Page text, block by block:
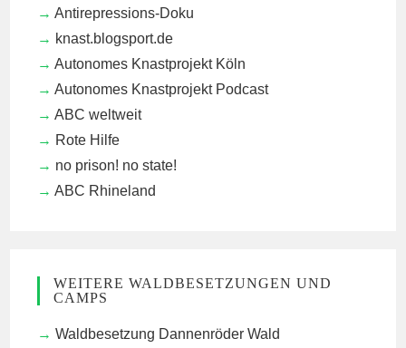
Antirepressions-Doku
knast.blogsport.de
Autonomes Knastprojekt Köln
Autonomes Knastprojekt Podcast
ABC weltweit
Rote Hilfe
no prison! no state!
ABC Rhineland
WEITERE WALDBESETZUNGEN UND
CAMPS
Waldbesetzung Dannenröder Wald